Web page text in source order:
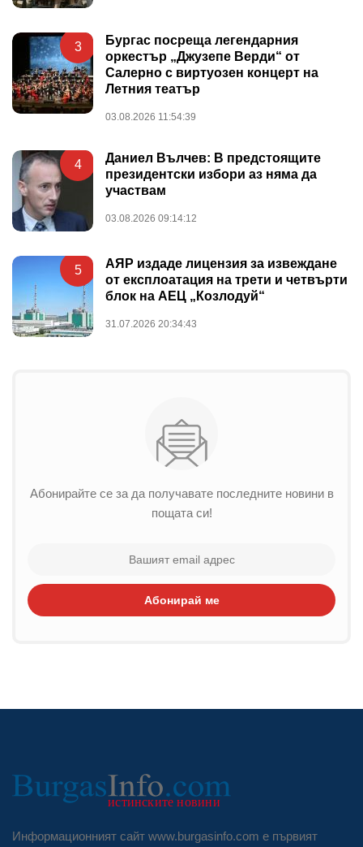
3
Бургас посреща легендарния
оркестър „Джузепе Верди“ от
Салерно с виртуозен концерт на
Летния театър
03.08.2026 11:54:39
4
Даниел Вълчев: В предстоящите
президентски избори аз няма да
участвам
03.08.2026 09:14:12
5
АЯР издаде лицензия за извеждане
от експлоатация на трети и четвърти
блок на АЕЦ „Козлодуй“
31.07.2026 20:34:43
Абонирайте се за да получавате последните новини в
пощата си!
Абонирай ме
Информационният сайт www.burgasinfo.com е първият